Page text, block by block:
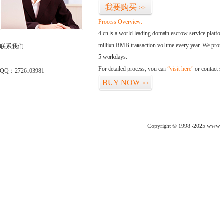
联系我们
QQ：2726103981
我要购买 >>
Process Overview:
4.cn is a world leading domain escrow service
million RMB transaction volume every year. We
5 workdays.
For detailed process, you can “visit here” or contact
BUY NOW >>
Copyright © 1998 -2025